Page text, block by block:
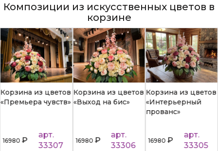
Композиции из искусственных цветов в
корзине
из цветов
чувств»
₽
арт.
33307
Корзина из цветов
«Выход на бис»
16980₽
арт.
33306
Корзина из цветов
«Интерьерный
прованс»
16980₽
арт.
33305